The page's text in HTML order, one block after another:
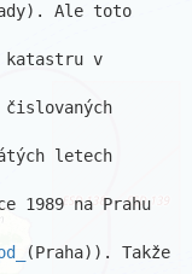
Ale toto
katastru v
letech
1989 na Prahu
(Praha)). Takže